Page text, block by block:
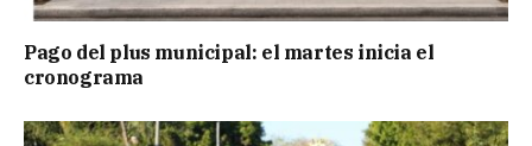
Pago del plus municipal: el martes inicia el
cronograma